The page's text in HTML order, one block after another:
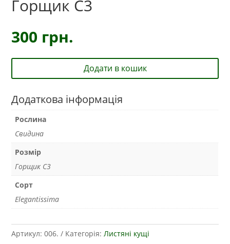
Горщик С3
300 грн.
Додати в кошик
Додаткова інформація
Рослина
Свидина
Розмір
Горщик С3
Сорт
Elegantissima
Артикул: 006. Категорія: Листяні кущі